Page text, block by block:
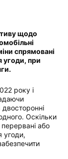
щодо
спрямовані
угоди, при
року і
Оскільки
перервані або
угоди,